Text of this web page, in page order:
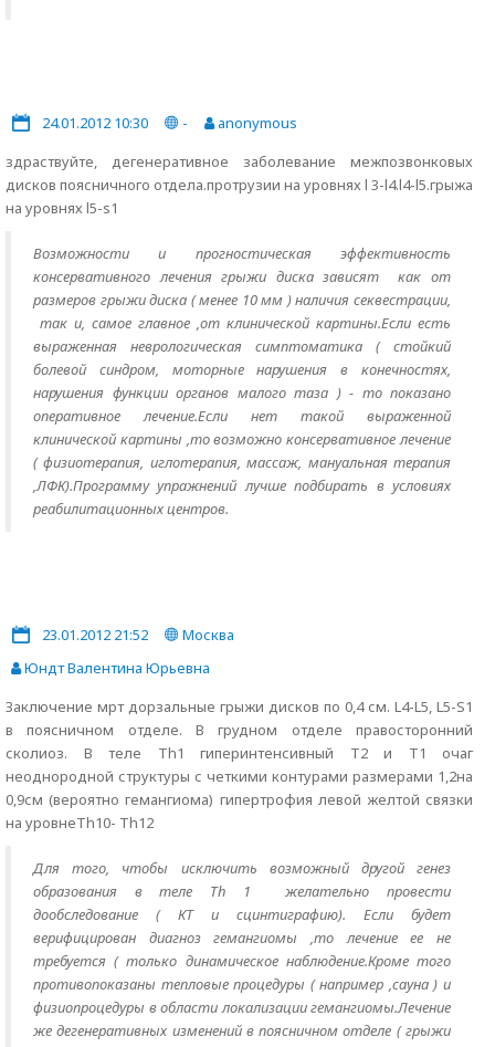
24.01.2012 10:30 -
anonymous
здраствуйте, дегенеративное заболевание межпозвонковых
дисков поясничного отдела.протрузии на уровнях l 3-l4.l4-l5.грыжа
на уровнях l5-s1
Возможности и прогностическая эффективность
консервативного лечения грыжи диска зависят как от
размеров грыжи диска ( менее 10 мм ) наличия секвестрации,
так и, самое главное ,от клинической картины.Если есть
выраженная неврологическая симптоматика ( стойкий
болевой синдром, моторные нарушения в конечностях,
нарушения функции органов малого таза ) - то показано
оперативное лечение.Если нет такой выраженной
клинической картины ,то возможно консервативное лечение
( физиотерапия, иглотерапия, массаж, мануальная терапия
,ЛФК).Программу упражнений лучше подбирать в условиях
реабилитационных центров.
23.01.2012 21:52
Москва
Юндт Валентина Юрьевна
Заключение мрт дорзальные грыжи дисков по 0,4 см. L4-L5, L5-S1
в поясничном отделе. В грудном отделе правосторонний
сколиоз. В теле Th1 гиперинтенсивный Т2 и Т1 очаг
неоднородной структуры с четкими контурами размерами 1,2на
0,9см (вероятно гемангиома) гипертрофия левой желтой связки
на уровнеTh10- Th12
Для того, чтобы исключить возможный другой генез
образования в теле Th 1 желательно провести
дообследование ( КТ и сцинтиграфию). Если будет
верифицирован диагноз гемангиомы ,то лечение ее не
требуется ( только динамическое наблюдение.Кроме того
противопоказаны тепловые процедуры ( например ,сауна ) и
физиопроцедуры в области локализации гемангиомы.Лечение
же дегенеративных изменений в поясничном отделе ( грыжи